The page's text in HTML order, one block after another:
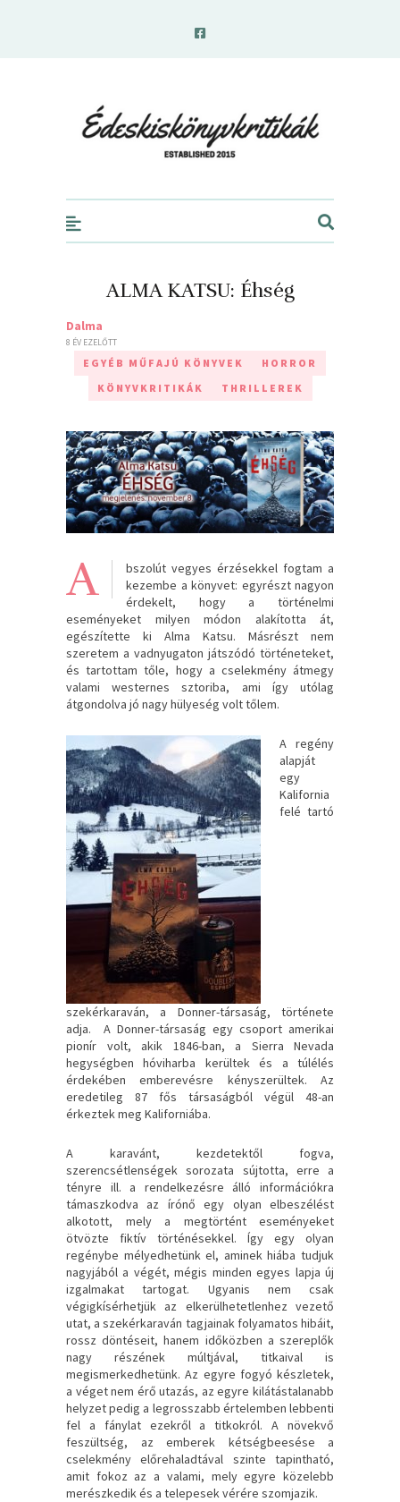
ALMA KATSU: Éhség
Dalma
8 ÉV EZELŐTT
EGYÉB MŰFAJÚ KÖNYVEK
HORROR
KÖNYVKRITIKÁK
THRILLEREK
A
bszolút vegyes érzésekkel fogtam a
kezembe a könyvet: egyrészt nagyon
érdekelt, hogy a történelmi
eseményeket milyen módon alakította át,
egészítette ki Alma Katsu. Másrészt nem
szeretem a vadnyugaton játszódó történeteket,
és tartottam tőle, hogy a cselekmény átmegy
valami westernes sztoriba, ami így utólag
átgondolva jó nagy hülyeség volt tőlem.
A regény
alapját
egy
Kalifornia
felé tartó
szekérkaraván, a Donner-társaság, története
adja. A Donner-társaság egy csoport amerikai
pionír volt, akik 1846-ban, a Sierra Nevada
hegységben hóviharba kerültek és a túlélés
érdekében emberevésre kényszerültek. Az
eredetileg 87 fős társaságból végül 48-an
érkeztek meg Kaliforniába.
A karavánt, kezdetektől fogva,
szerencsétlenségek sorozata sújtotta, erre a
tényre ill. a rendelkezésre álló információkra
támaszkodva az írónő egy olyan elbeszélést
alkotott, mely a megtörtént eseményeket
ötvözte fiktív történésekkel. Így egy olyan
regénybe mélyedhetünk el, aminek hiába tudjuk
nagyjából a végét, mégis minden egyes lapja új
izgalmakat tartogat. Ugyanis nem csak
végigkísérhetjük az elkerülhetetlenhez vezető
utat, a szekérkaraván tagjainak folyamatos hibáit,
rossz döntéseit, hanem időközben a szereplők
nagy részének múltjával, titkaival is
megismerkedhetünk. Az egyre fogyó készletek,
a véget nem érő utazás, az egyre kilátástalanabb
helyzet pedig a legrosszabb értelemben lebbenti
fel a fánylat ezekről a titkokról. A növekvő
feszültség, az emberek kétségbeesése a
cselekmény előrehaladtával szinte tapintható,
amit fokoz az a valami, mely egyre közelebb
merészkedik és a telepesek vérére szomjazik.